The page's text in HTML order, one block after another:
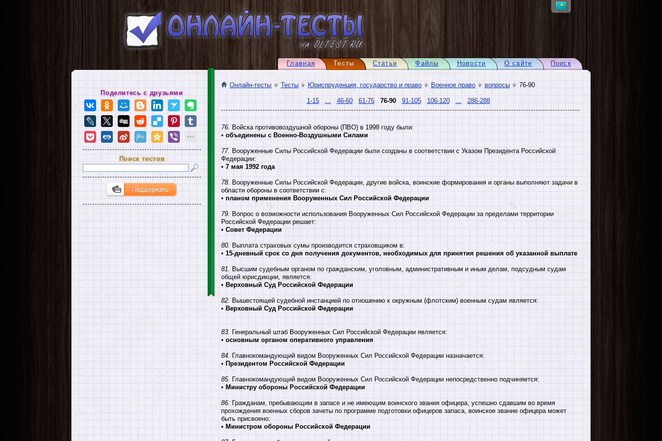
Поиск
О сайте
Новости
Файлы
Статьи
Тесты
Главная
Онлайн-тесты Тесты Юриспруденция, государство и право Военное право вопросы 76-90
1-15 46-60 61-75 76-90 91-105 106-120 286-288
76. Войска противовоздушной обороны (ПВО) в 1998 году были:
• объединены с Военно-Воздушными Силами
77. Вооруженные Силы Российской Федерации были созданы в соответствии с Указом Президента Российской
Федерации:
• 7 мая 1992 года
78. Вооруженные Силы Российской Федерации, другие войска, воинские формирования и органы выполняют задачи в
области обороны в соответствии с:
• планом применения Вооруженных Сил Российской Федерации
79. Вопрос о возможности использования Вооруженных Сил Российской Федерации за пределами территории
Российской Федерации решает:
• Совет Федерации
80. Выплата страховых сумы производится страховщиком в:
• 15-дневный срок со дня получения документов, необходимых для принятия решения об указанной выплате
81.
Высшим судебным органом по гражданским, уголовным, административным и иным делам, подсудным судам
общей юрисдикции, является:
• Верховный Суд Российской Федерации
82. Вышестоящей судебной инстанцией по отношению к окружным (флотским) военным судам является:
• Верховный Суд Российской Федерации
83. Генеральный штаб Вооруженных Сил Российской Федерации является:
• основным органом оперативного управления
84. Главнокомандующий видом Вооруженных Сил Российской Федерации назначается:
• Президентом Российской Федерации
85. Главнокомандующий видом Вооруженных Сил Российской Федерации непосредственно подчиняется:
• Министру обороны Российской Федерации
86. Гражданам, пребывающим в запасе и не имеющим воинского звания офицера, успешно сдавшим во время
прохождения военных сборов зачеты по программе подготовки офицеров запаса, воинское звание офицера может
быть присвоено:
• Министром обороны Российской Федерации
Поделитесь с друзьями
Поиск тестов